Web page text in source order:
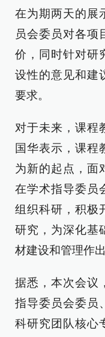
在为期两天的展
员会委员对各项
价，同时针对研
设性的意见和建
要求。
对于未来，课程
国华表示，课程
为新的起点，面
在学术指导委员
组织科研，积极
研究，为深化基
材建设和管理作
据悉，本次会议
指导委员会委员
科研究团队核心